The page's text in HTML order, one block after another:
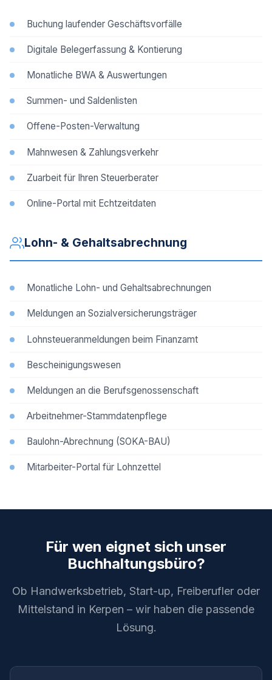
Buchung laufender Geschäftsvorfälle
Digitale Belegerfassung & Kontierung
Monatliche BWA & Auswertungen
Summen- und Saldenlisten
Offene-Posten-Verwaltung
Mahnwesen & Zahlungsverkehr
Zuarbeit für Ihren Steuerberater
Online-Portal mit Echtzeitdaten
Lohn- & Gehaltsabrechnung
Monatliche Lohn- und Gehaltsabrechnungen
Meldungen an Sozialversicherungsträger
Lohnsteueranmeldungen beim Finanzamt
Bescheinigungswesen
Meldungen an die Berufsgenossenschaft
Arbeitnehmer-Stammdatenpflege
Baulohn-Abrechnung (SOKA-BAU)
Mitarbeiter-Portal für Lohnzettel
Für wen eignet sich unser
Buchhaltungsbüro?
Ob Handwerksbetrieb, Start-up, Freiberufler oder
Mittelstand in Kerpen – wir haben die passende
Lösung.